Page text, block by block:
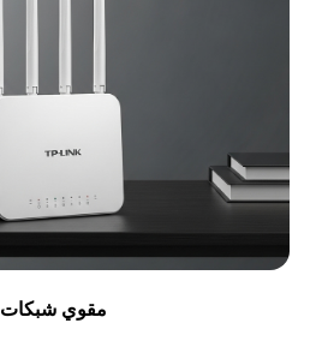
مقوي شبكات